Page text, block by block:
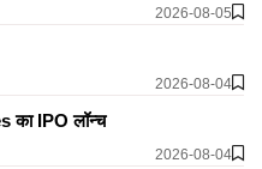
2026-08-05
2026-08-04
का IPO लॉन्च
2026-08-04